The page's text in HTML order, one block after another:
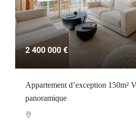
2 400 000 €
Appartement d’exception 150m²
panoramique